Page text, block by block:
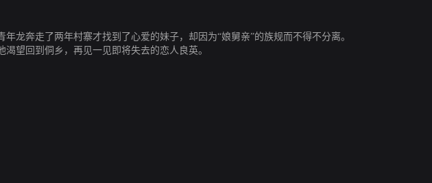
龙奔走了两年村寨才找到了心爱的妹子，却因为“娘舅亲”的族规而不得不分离。
望回到侗乡，再见一见即将失去的恋人良英。